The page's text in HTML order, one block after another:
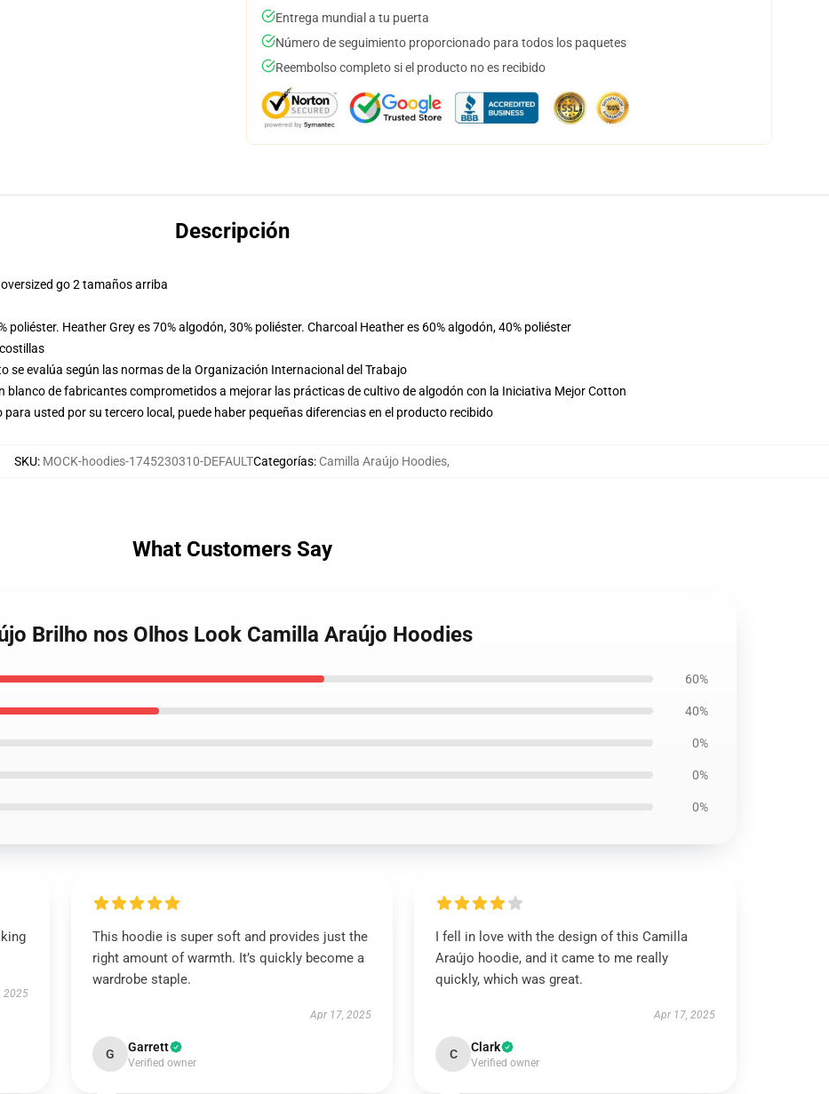
Entrega mundial a tu puerta
Número de seguimiento proporcionado para todos los paquetes
Reembolso completo si el producto no es recibido
Descripción
go 2 tamaños arriba
poliéster. Heather Grey es 70% algodón, 30% poliéster. Charcoal Heather es 60% algodón, 40% poliéster
se evalúa según las normas de la Organización Internacional del Trabajo
blanco de fabricantes comprometidos a mejorar las prácticas de cultivo de algodón con la Iniciativa Mejor Cotton
usted por su tercero local, puede haber pequeñas diferencias en el producto recibido
SKU: MOCK-hoodies-1745230310-DEFAULTCategorías: Camilla Araújo Hoodies,
What Customers Say
Brilho nos Olhos Look Camilla Araújo Hoodies
60%
40%
0%
0%
0%
2025
This hoodie is super soft and provides just the
right amount of warmth. It’s quickly become a
wardrobe staple.
Apr 17, 2025
G Garrett
Verified owner
I fell in love with the design of this Camilla
Araújo hoodie, and it came to me really
quickly, which was great.
Apr 17, 2025
C Clark
Verified owner